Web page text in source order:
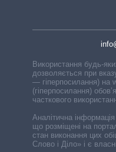
Використання будь-
дозволяється при
— гіперпосилання) на
(гіперпосилання)
часткового
Аналітична інформація
що розміщені на
стан виконання цих
Слово і Діло» і є